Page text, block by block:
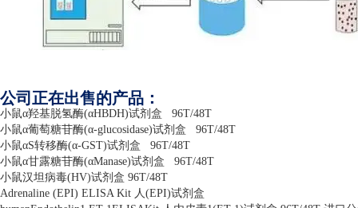
公司正在出售的产品：
小鼠α羟基脱氢酶(αHBDH)试剂盒
96T/48T
小鼠α葡萄糖苷酶(α-glucosidase)试剂盒
96T/48T
小鼠αS转移酶(α-GST)试剂盒
96T/48T
小鼠α甘露糖苷酶(αManase)试剂盒
96T/48T
小鼠汉坦病毒(HV)试剂盒 96T/48T
Adrenaline (EPI) ELISA Kit 人(EPI)试剂盒